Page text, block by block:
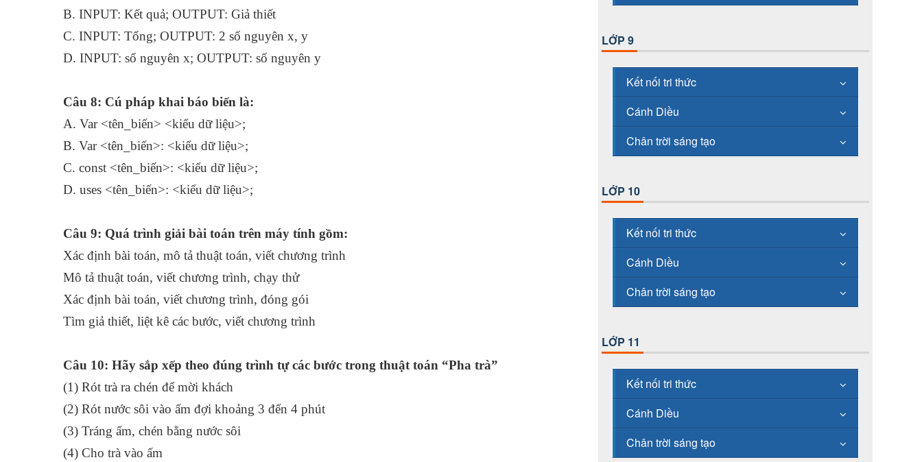
B. INPUT: Kết quả; OUTPUT: Giả thiết
C. INPUT: Tổng; OUTPUT: 2 số nguyên x, y
D. INPUT: số nguyên x; OUTPUT: số nguyên y
Câu 8: Cú pháp khai báo biến là:
A. Var <tên_biến> <kiểu dữ liệu>;
B. Var <tên_biến>: <kiểu dữ liệu>;
C. const <tên_biến>: <kiểu dữ liệu>;
D. uses <tên_biến>: <kiểu dữ liệu>;
Câu 9: Quá trình giải bài toán trên máy tính gồm:
Xác định bài toán, mô tả thuật toán, viết chương trình
Mô tả thuật toán, viết chương trình, chạy thử
Xác định bài toán, viết chương trình, đóng gói
Tìm giả thiết, liệt kê các bước, viết chương trình
Câu 10: Hãy sắp xếp theo đúng trình tự các bước trong thuật toán “Pha trà”
(1) Rót trà ra chén để mời khách
(2) Rót nước sôi vào ấm đợi khoảng 3 đến 4 phút
(3) Tráng ấm, chén bằng nước sôi
(4) Cho trà vào ấm
LỚP 9
Kết nối tri thức
Cánh Diều
Chân trời sáng tạo
LỚP 10
Kết nối tri thức
Cánh Diều
Chân trời sáng tạo
LỚP 11
Kết nối tri thức
Cánh Diều
Chân trời sáng tạo